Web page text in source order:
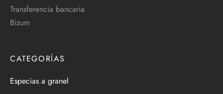
Transferencia bancaria
Bizum
CATEGORÍAS
Especias a granel